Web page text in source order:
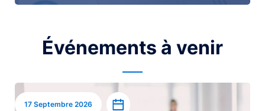
Événements à venir
Image
17 Septembre 2026 Ajouter à l’agenda